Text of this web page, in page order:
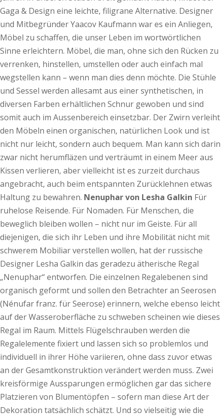
Gaga & Design eine leichte, filigrane Alternative. Designer
und Mitbegründer Yaacov Kaufmann war es ein Anliegen,
Möbel zu schaffen, die unser Leben im wortwörtlichen
Sinne erleichtern. Möbel, die man, ohne sich den Rücken zu
verrenken, hinstellen, umstellen oder auch einfach mal
wegstellen kann – wenn man dies denn möchte. Die Stühle
und Sessel werden allesamt aus einer synthetischen, in
diversen Farben erhältlichen Schnur gewoben und sind
somit auch im Aussenbereich einsetzbar. Der Zwirn verleiht
den Möbeln einen organischen, natürlichen Look und ist
nicht nur leicht, sondern auch bequem. Man kann sich darin
zwar nicht herumfläzen und verträumt in einem Meer aus
Kissen verlieren, aber vielleicht ist es zurzeit durchaus
angebracht, auch beim entspannten Zurücklehnen etwas
Haltung zu bewahren. Nenuphar von Lesha Galkin Für
ruhelose Reisende. Für Nomaden. Für Menschen, die
beweglich bleiben wollen – nicht nur im Geiste. Für all
diejenigen, die sich ihr Leben und ihre Mobilität nicht mit
schwerem Mobiliar verstellen wollen, hat der russische
Designer Lesha Galkin das geradezu ätherische Regal
„Nenuphar“ entworfen. Die einzelnen Regalebenen sind
organisch geformt und sollen den Betrachter an Seerosen
(Nénufar franz. für Seerose) erinnern, welche ebenso leicht
auf der Wasseroberfläche zu schweben scheinen wie dieses
Regal im Raum. Mittels Flügelschrauben werden die
Regalelemente fixiert und lassen sich so problemlos und
individuell in ihrer Höhe variieren, ohne dass zuvor etwas
an der Gesamtkonstruktion verändert werden muss. Zwei
kreisförmige Aussparungen ermöglichen gar das sichere
Platzieren von Blumentöpfen – sofern man diese Art der
Dekoration tatsächlich schätzt. Und so vielseitig wie die